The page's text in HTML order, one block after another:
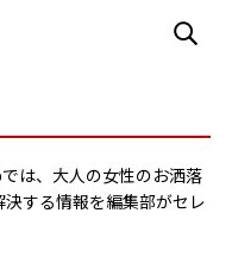
は、大人の女性のお洒落
する情報を編集部がセレ